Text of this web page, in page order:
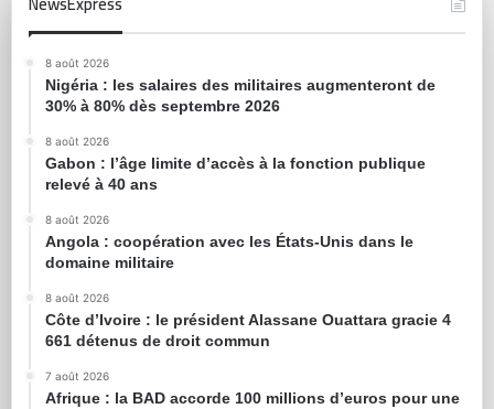
8 août 2026
Nigéria : les salaires des militaires augmenteront de
30% à 80% dès septembre 2026
8 août 2026
Gabon : l’âge limite d’accès à la fonction publique
relevé à 40 ans
8 août 2026
Angola : coopération avec les États-Unis dans le
domaine militaire
8 août 2026
Côte d’Ivoire : le président Alassane Ouattara gracie 4
661 détenus de droit commun
7 août 2026
Afrique : la BAD accorde 100 millions d’euros pour une